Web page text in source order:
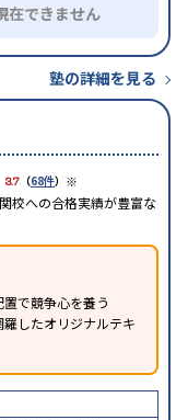
在できません
塾の詳細を見る
3.7 （68件） ※
校への合格実績が豊富な
で競争心を養う
したオリジナルテキ